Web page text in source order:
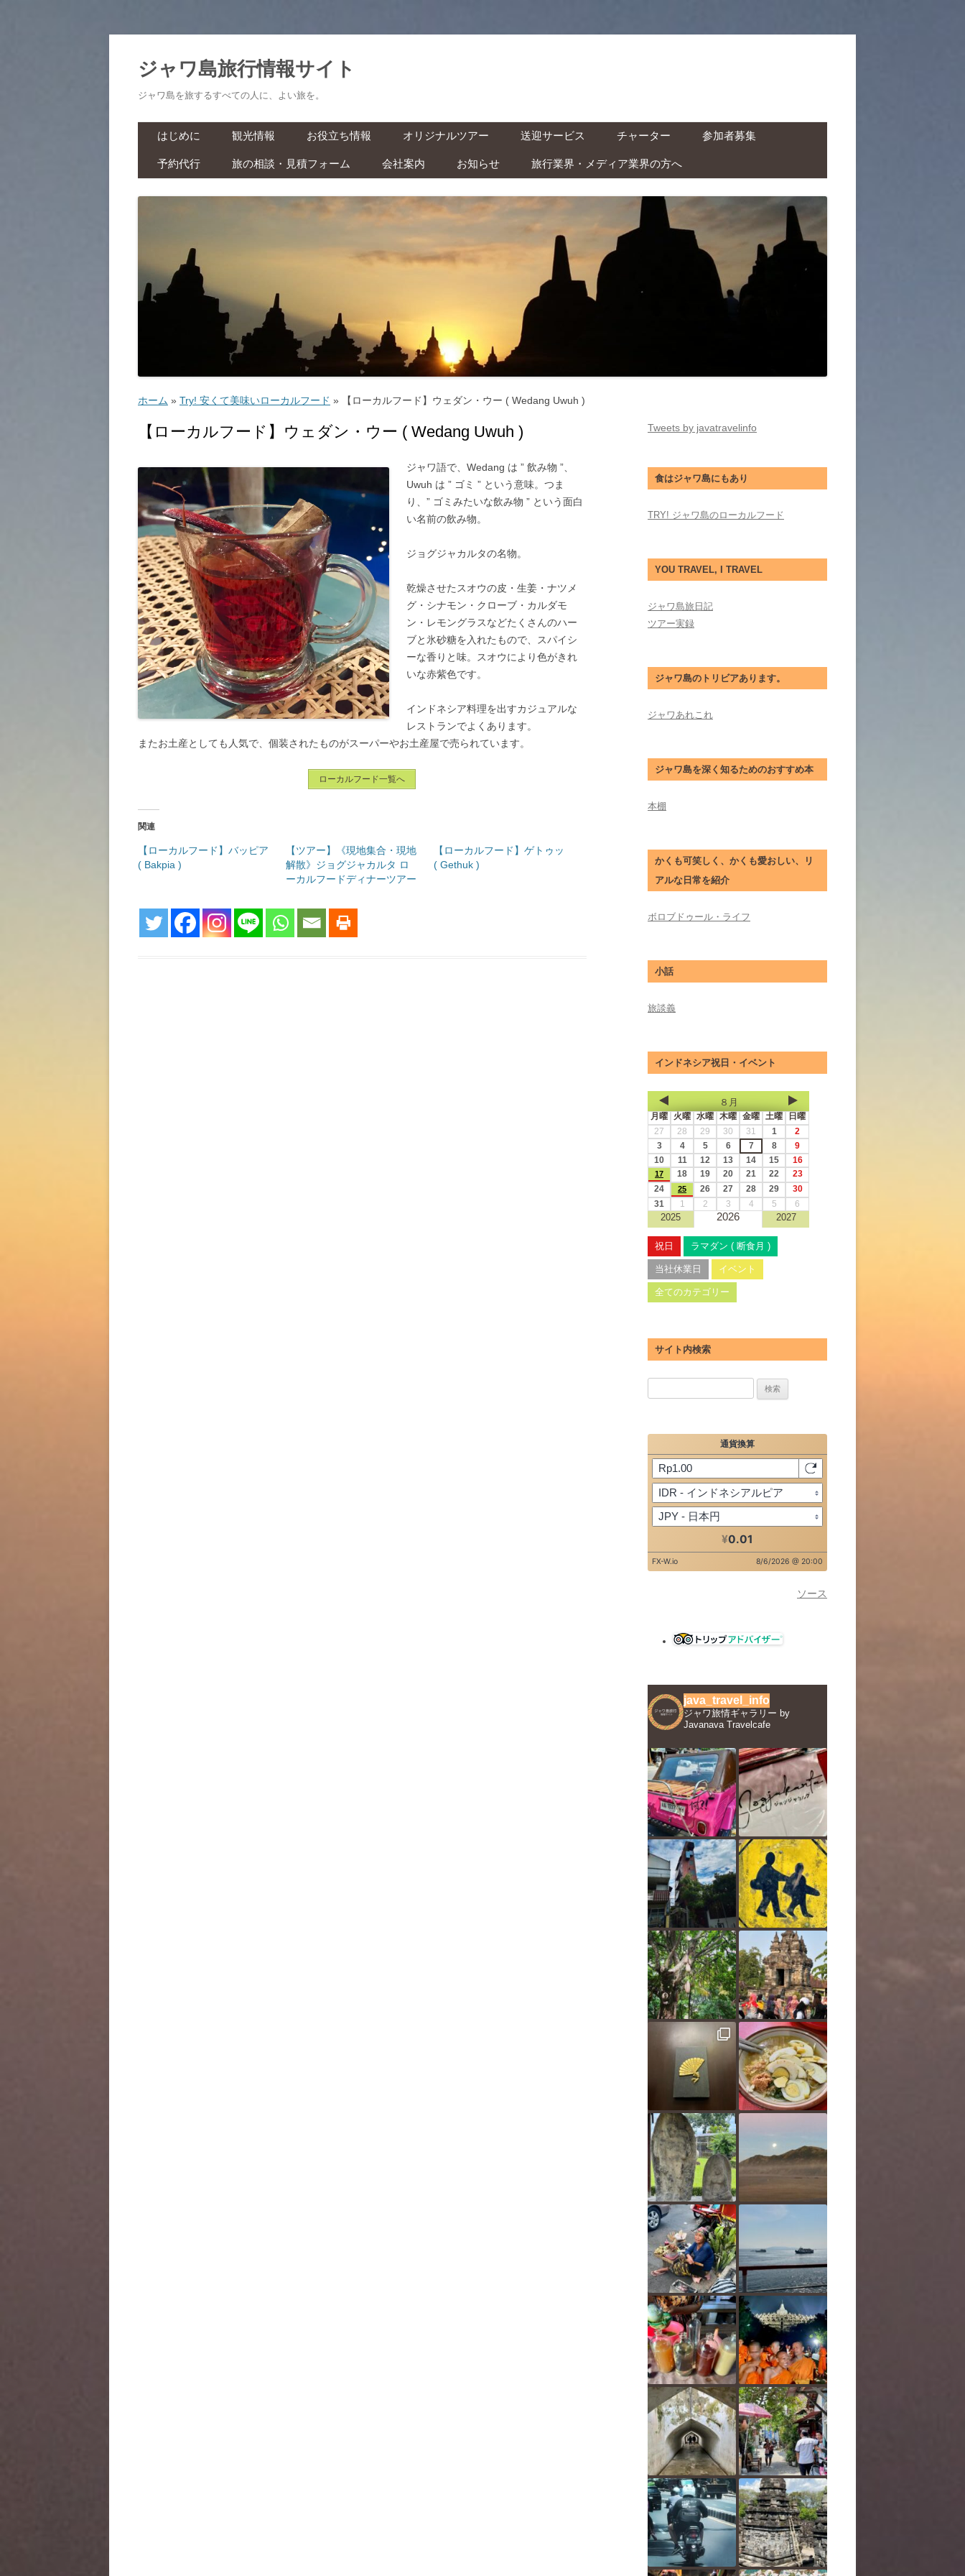
ジャワ島旅行情報サイト
ジャワ島を旅するすべての人に、よい旅を。
ン
ツ
へ
キ
ッ
はじめに 観光情報 お役立ち情報
基本情報
旅の準備 ‐ ビザ・気候・時差 ‐
マナーとタブー ‐ 服装・たば
こ・お酒 ‐
環境
お金のこと ‐ 通貨・両替・チ
社会のこと ‐ 言語・物価・宗
教 ‐
お土産
オリジナルツアー 送迎サービス
空港送迎
駅送迎
都市間送迎
チャーター
車チャーター ( ドライバー付
バイクチャーター ( ドライバ
ー付レンタルバイク )
参加者募集
予約代行
スパ・マッサージ
旅の相談・見積フォーム 会社案内 お知らせ
ITAS(KITAS)をお持ちの方へ
子ども連れの方へ
旅行業界・メディア業界の方へ
ホーム » Try! 安くて美味いローカルフード » 【ローカルフード】ウェダン・ウー ( Wedang Uwuh )
【ローカルフード】ウェダン・ウー ( Wedang Uwuh )
ジャワ語で、Wedang は ” 飲み物 ”、
Uwuh は ” ゴミ ” という意味。つま
り、” ゴミみたいな飲み物 ” という面白
い名前の飲み物。
ジョグジャカルタの名物。
乾燥させたスオウの皮・生姜・ナツメ
グ・シナモン・クローブ・カルダモ
ン・レモングラスなどたくさんのハー
ブと氷砂糖を入れたもので、スパイシ
ーな香りと味。スオウにより色がきれ
いな赤紫色です。
インドネシア料理を出すカジュアルな
レストランでよくあります。
またお土産としても人気で、個装されたものがスーパーやお土産屋で売られています。
ローカルフード一覧へ
関連
【ローカルフード】バッピア
( Bakpia )
【ツアー】《現地集合・現地
解散》ジョグジャカルタ ロ
ーカルフードディナーツアー
【ローカルフード】ゲトゥッ
( Gethuk )
Tweets by javatravelinfo
食はジャワ島にもあり
TRY! ジャワ島のローカルフード
YOU TRAVEL, I TRAVEL
ジャワ島旅日記
ツアー実録
ジャワ島のトリビアあります。
ジャワあれこれ
ジャワ島を深く知るためのおすすめ本
本棚
かくも可笑しく、かくも愛おしい、リ
アルな日常を紹介
ボロブドゥール・ライフ
小話
旅談義
インドネシア祝日・イベント
８月
月曜 火曜 水曜 木曜 金曜 土曜
日曜
27
28 29 30 31 1
2
3
4 5 6 7 8
9
10
11 12 13 14 15 16
17 18 19 20 21 22
23
24
25 26 27 28 29
30
31
1 2 3 4 5 6
2025 2026 2027
祝日 ラマダン ( 断食月 )
当社休業日 イベント
全てのカテゴリー
サイト内検索
索:
ソース
java_travel_info
ジャワ旅情ギャラリー by
Javanava Travelcafe